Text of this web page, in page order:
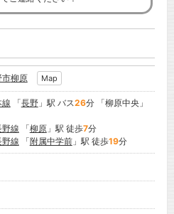
市柳原 Map
線 「長野」駅 バス26分 「柳原中央」
線 「柳原」駅 徒歩7分
線 「附属中学前」駅 徒歩19分